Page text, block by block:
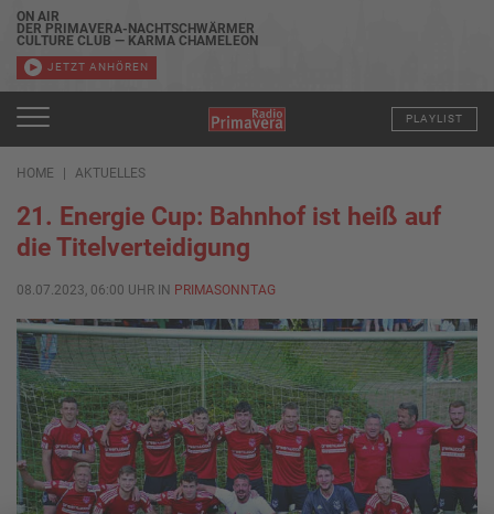
ON AIR
DER PRIMAVERA-NACHTSCHWÄRMER
CULTURE CLUB — KARMA CHAMELEON
JETZT ANHÖREN
PLAYLIST
HOME AKTUELLES
21. Energie Cup: Bahnhof ist heiß auf
die Titelverteidigung
08.07.2023, 06:00 UHR IN PRIMASONNTAG